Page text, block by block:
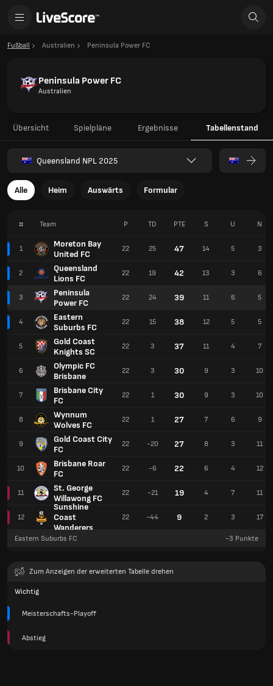
Fußball Australien Peninsula Power FC
Peninsula Power FC
Australien
Übersicht Spielpläne Ergebnisse Tabellenstand
Queensland NPL 2025
Alle Heim Auswärts Formular
# Team
1
Moreton Bay
United FC
2
Queensland
Lions FC
3
Peninsula
Power FC
4
Eastern
Suburbs FC
5
Gold Coast
Knights SC
6
Olympic FC
Brisbane
7
Brisbane City
FC
8
Wynnum
Wolves FC
9
Gold Coast City
FC
10
Brisbane Roar
FC
11
St. George
Willawong FC
12
Sunshine
Coast
Wanderers
P TD PTE S U N
22 25 47 14 5 3
22 19 42 13 3 6
22 24 39 11 6 5
22 15 38 12 5 5
22 3 37 11 4 7
22 3 30 9 3 10
22 1 30 9 3 10
22 1 27 7 6 9
22 -20 27 8 3 11
22 -6 22 6 4 12
22 -21 19 4 7 11
22 -44 9 2 3 17
Eastern Suburbs FC -3 Punkte
Zum Anzeigen der erweiterten Tabelle drehen
Wichtig
Meisterschafts-Playoff
Abstieg